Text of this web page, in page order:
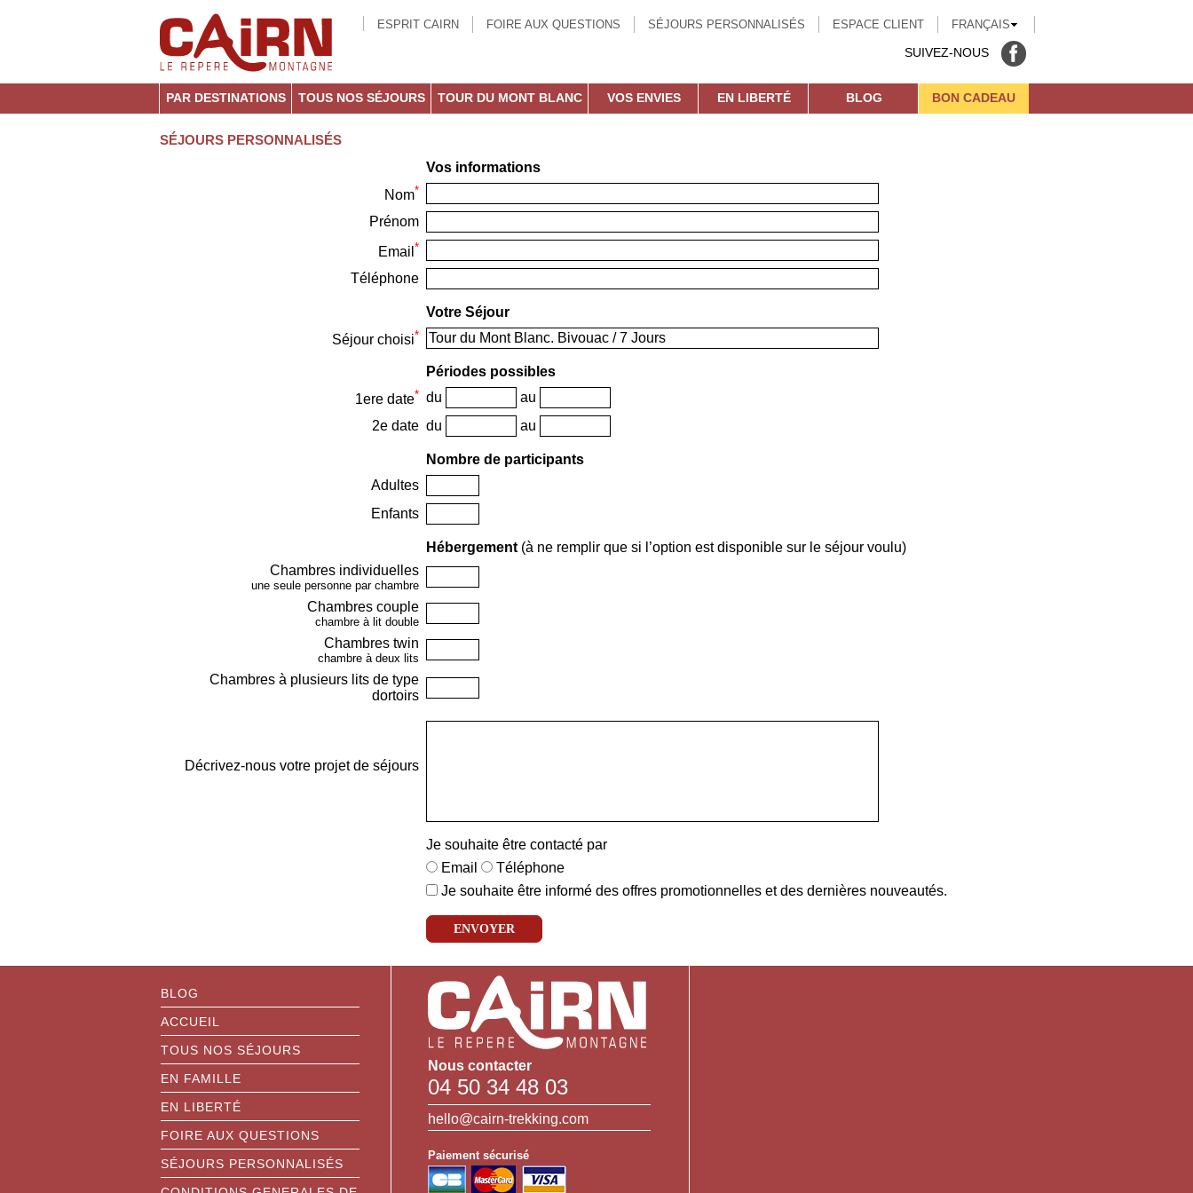
FRANÇAIS
ESPACE CLIENT
SÉJOURS PERSONNALISÉS
FOIRE AUX QUESTIONS
ESPRIT CAIRN
SUIVEZ-NOUS
PAR DESTINATIONS TOUS NOS SÉJOURS TOUR DU MONT BLANC VOS ENVIES EN LIBERTÉ BLOG BON CADEAU
SÉJOURS PERSONNALISÉS
Vos informations
Nom*
Prénom
Email *
Téléphone
Votre Séjour
Séjour choisi*
Périodes possibles
1ere date* du
au
2e date du au
Nombre de participants
Adultes
Enfants
Hébergement (à ne remplir que si l’option est disponible sur le séjour voulu)
Chambres individuelles
une seule personne par chambre
Chambres couple
chambre à lit double
Chambres twin
chambre à deux lits
Chambres à plusieurs lits de type
dortoirs
Décrivez-nous votre projet de séjours
Je souhaite être contacté par
Email
Téléphone
Je souhaite être informé des offres promotionnelles et des dernières nouveautés.
BLOG
ACCUEIL
TOUS NOS SÉJOURS
EN FAMILLE
EN LIBERTÉ
FOIRE AUX QUESTIONS
SÉJOURS PERSONNALISÉS
Nous contacter
04 50 34 48 03
hello@cairn-trekking.com
Paiement sécurisé